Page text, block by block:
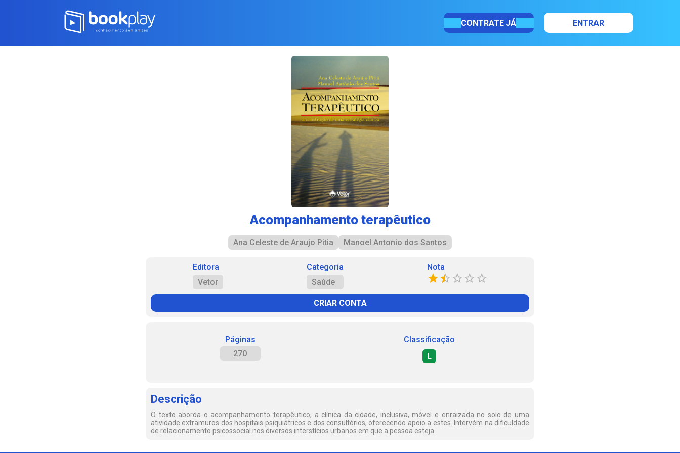
CONTRATE JÁ ENTRAR
Acompanhamento terapêutico
Ana Celeste de Araujo Pitia Manoel Antonio dos Santos
Editora
Vetor
Categoria
Saúde
Nota
CRIAR CONTA
Páginas
270
Classificação
L
Descrição
O texto aborda o acompanhamento terapêutico, a clínica da cidade, inclusiva, móvel e enraizada no solo de uma
atividade extramuros dos hospitais psiquiátricos e dos consultórios, oferecendo apoio a estes. Intervém na dificuldade
de relacionamento psicossocial nos diversos interstícios urbanos em que a pessoa esteja.